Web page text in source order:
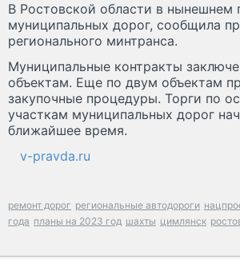
В Ростовской области в нынешнем
муниципальных дорог, сообщила
регионального минтранса.
Муниципальные контракты
объектам. Еще по двум объектам
закупочные процедуры. Торги по
участкам муниципальных дорог
ближайшее время.
v-pravda.ru
ремонт дорог региональные автодороги
года планы на 2023 год шахты цимлянск